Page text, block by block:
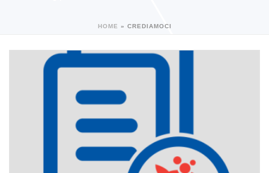
HOME » CREDIAMOCI